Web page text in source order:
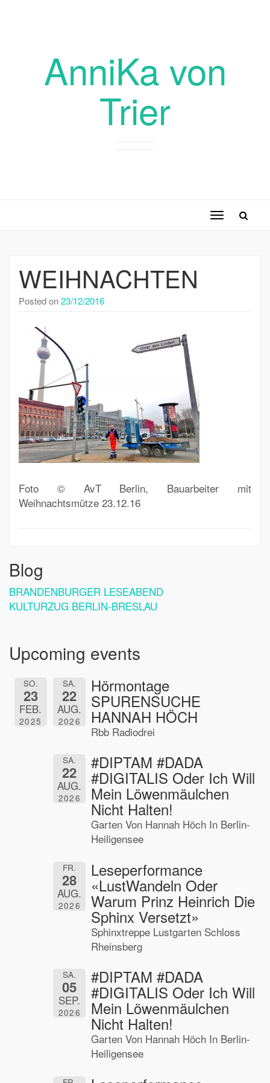
AnniKa von
Trier
Toggle
WEIHNACHTEN
Posted on23/12/2016
Foto © AvT Berlin, Bauarbeiter mit
Weihnachtsmütze 23.12.16
Blog
BRANDENBURGER LESEABEND
KULTURZUG BERLIN-BRESLAU
Upcoming events
SO.
23
FEB.
2025
SA.
22
AUG.
2026
Hörmontage
SPURENSUCHE
HANNAH HÖCH
Rbb Radiodrei
SA.
22
AUG.
2026
#DIPTAM #DADA
#DIGITALIS Oder Ich Will
Mein Löwenmäulchen
Nicht Halten!
Garten Von Hannah Höch In Berlin-
Heiligensee
FR.
28
AUG.
2026
Leseperformance
«LustWandeln Oder
Warum Prinz Heinrich Die
Sphinx Versetzt»
Sphinxtreppe Lustgarten Schloss
Rheinsberg
SA.
05
SEP.
2026
#DIPTAM #DADA
#DIGITALIS Oder Ich Will
Mein Löwenmäulchen
Nicht Halten!
Garten Von Hannah Höch In Berlin-
Heiligensee